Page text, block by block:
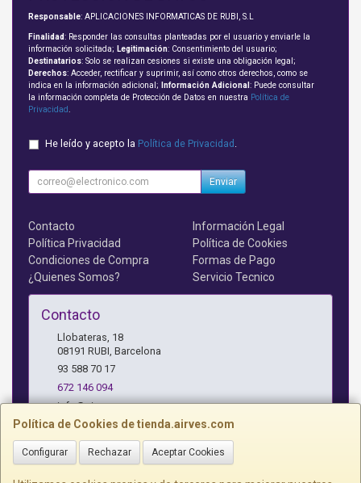
Política de Cookies de tienda.airves.com
Configurar Rechazar Aceptar Cookies
Responsable: APLICACIONES INFORMATICAS DE RUBI, S.L
Finalidad: Responder las consultas planteadas por el usuario y enviarle la
información solicitada; Legitimación: Consentimiento del usuario;
Destinatarios: Solo se realizan cesiones si existe una obligación legal;
Derechos: Acceder, rectificar y suprimir, así como otros derechos, como se
indica en la información adicional;
Información Adicional : Puede consultar
la información completa de Protección de Datos en nuestra Política de
Privacidad
He leído y acepto la Política de Privacidad
Enviar
Contacto
Información Legal
Política Privacidad
Política de Cookies
Condiciones de Compra
Formas de Pago
¿Quienes Somos?
Servicio Tecnico
Contacto
Llobateras, 18
08191 RUBI Barcelona
93 588 70 17
672 146 094
info@airves.com
Horario